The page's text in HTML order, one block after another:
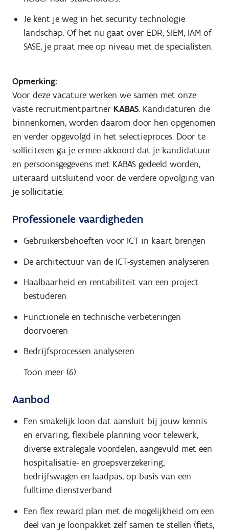
Je kent je weg in het security technologie
landschap. Of het nu gaat over EDR, SIEM, IAM of
SASE, je praat mee op niveau met de specialisten.
Opmerking:
Voor deze vacature werken we samen met onze
vaste recruitmentpartner KABAS. Kandidaturen die
binnenkomen, worden daarom door hen opgenomen
en verder opgevolgd in het selectieproces. Door te
solliciteren ga je ermee akkoord dat je kandidatuur
en persoonsgegevens met KABAS gedeeld worden,
uiteraard uitsluitend voor de verdere opvolging van
je sollicitatie.
Professionele vaardigheden
Gebruikersbehoeften voor ICT in kaart brengen
De architectuur van de ICT-systemen analyseren
Haalbaarheid en rentabiliteit van een project
bestuderen
Functionele en technische verbeteringen
doorvoeren
Bedrijfsprocessen analyseren
Toon meer (6)
Aanbod
Een smakelijk loon dat aansluit bij jouw kennis
en ervaring, flexibele planning voor telewerk,
diverse extralegale voordelen, aangevuld met een
hospitalisatie- en groepsverzekering,
bedrijfswagen en laadpas, op basis van een
fulltime dienstverband.
Een flex reward plan met de mogelijkheid om een
deel van je loonpakket zelf samen te stellen (fiets,